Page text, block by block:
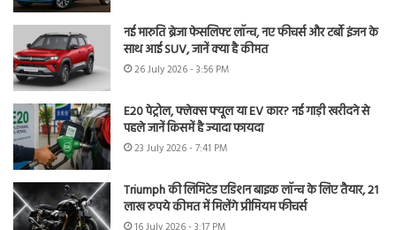
नई मारुति ब्रेजा फेसलिफ्ट लॉन्च, नए फीचर्स और टर्बो इंजन के
साथ आई SUV, जानें क्या है कीमत
26 July 2026 - 3:56 PM
E20 पेट्रोल, फ्लेक्स फ्यूल या EV कार? नई गाड़ी खरीदने से
पहले जानें किसमें है ज्यादा फायदा
23 July 2026 - 7:41 PM
Triumph की लिमिटेड एडिशन बाइक लॉन्च के लिए तैयार, 21
लाख रुपये कीमत में मिलेंगे प्रीमियम फीचर्स